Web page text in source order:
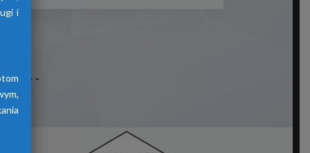
i